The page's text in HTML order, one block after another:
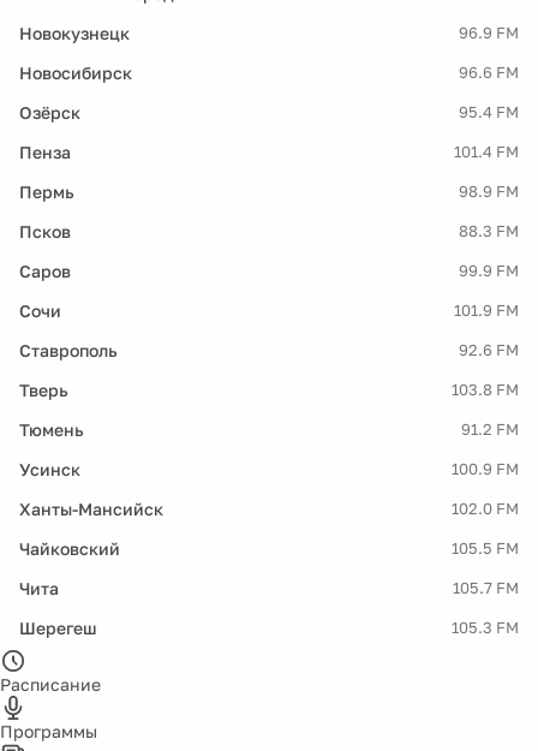
Новокузнецк 96.9 FM
Новосибирск 96.6 FM
Озёрск 95.4 FM
Пенза 101.4 FM
Пермь 98.9 FM
Псков 88.3 FM
Саров 99.9 FM
Сочи 101.9 FM
Ставрополь 92.6 FM
Тверь 103.8 FM
Тюмень 91.2 FM
Усинск 100.9 FM
Ханты-Мансийск 102.0 FM
Чайковский 105.5 FM
Чита 105.7 FM
Шерегеш 105.3 FM
Расписание
Программы